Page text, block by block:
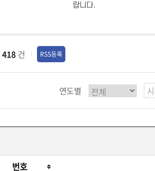
랍니다.
418 건 RSS등록
연도별
번호